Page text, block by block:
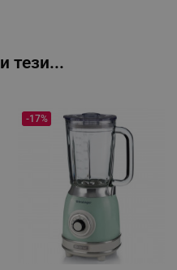
тези...
-17%